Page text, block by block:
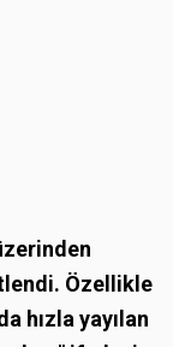
Özellikle
hızla yayılan